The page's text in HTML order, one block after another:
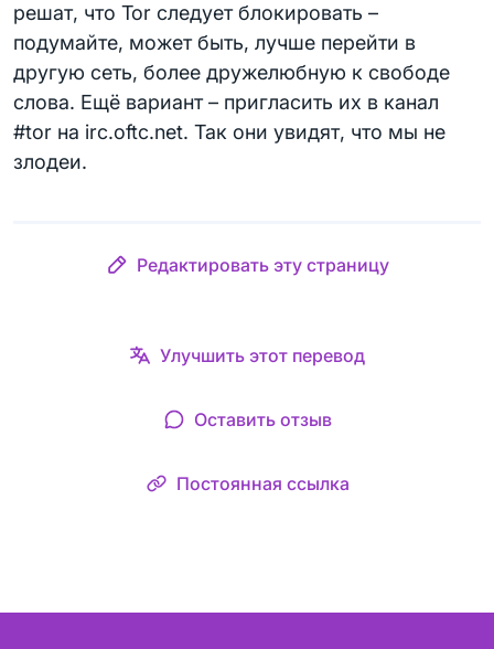
решат, что Tor следует блокировать –
подумайте, может быть, лучше перейти в
другую сеть, более дружелюбную к свободе
слова. Ещё вариант – пригласить их в канал
#tor на irc.oftc.net. Так они увидят, что мы не
злодеи.
Редактировать эту страницу
Улучшить этот перевод
Оставить отзыв
Постоянная ссылка